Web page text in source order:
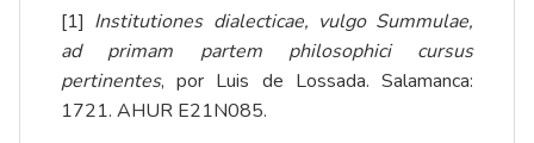
[1] Institutiones dialecticae, vulgo Summulae,
ad primam partem philosophici cursus
pertinentes, por Luis de Lossada. Salamanca:
1721. AHUR E21N085.